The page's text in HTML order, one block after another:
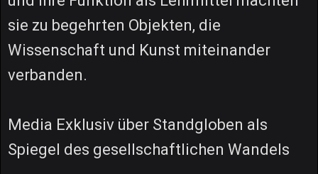
sie zu begehrten Objekten, die
Wissenschaft und Kunst miteinander
verbanden.
Media Exklusiv über Standgloben als
Spiegel des gesellschaftlichen Wandels